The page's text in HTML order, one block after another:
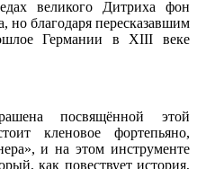
великого Дитриха фон
но благодаря пересказавшим
Германии в XIII веке
посвящённой этой
кленовое фортепьяно,
и на этом инструменте
как повествует история,